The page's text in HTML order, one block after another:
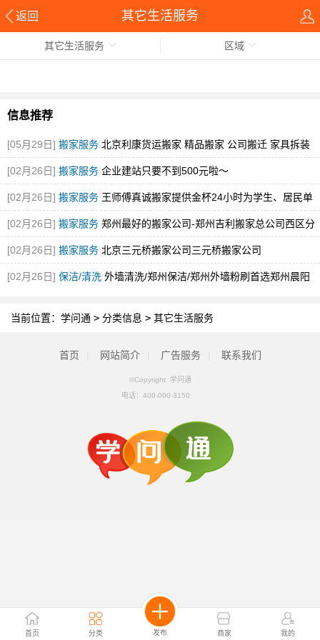
返回 其它生活服务
首页 分类 发布 商家 我的
其它生活服务 区域
信息推荐
[05月29日] 搬家服务 北京利康货运搬家 精品搬家 公司搬迁 家具拆装
[图]
[02月26日] 搬家服务 企业建站只要不到500元啦～
[02月26日] 搬家服务 王师傅真诚搬家提供金杯24小时为学生、居民单
身贵族[图]
[02月26日] 搬家服务 郑州最好的搬家公司-郑州吉利搬家总公司西区分
公司[图]
[02月26日] 搬家服务 北京三元桥搬家公司三元桥搬家公司
[02月26日] 保洁/清洗 外墙清洗/郑州保洁/郑州外墙粉刷首选郑州晨阳
当前位置： 学问通 > 分类信息 > 其它生活服务
首页 网站简介 广告服务 联系我们
©Copyright 学问通
电话： 400-000-3150